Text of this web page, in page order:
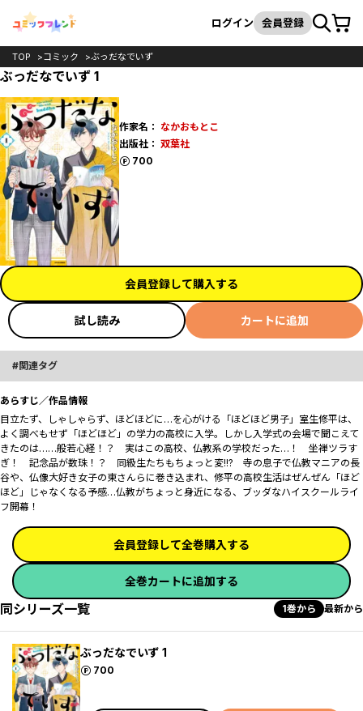
検索
ログイン 会員登録カート
TOP コミック ぶっだなでいず
ぶっだなでいず 1
作家名： なかおもとこ
出版社： 双葉社
700
ポイント
会員登録して購入する
試し読み カートに追加
関連タグ
あらすじ／作品情報
目立たず、しゃしゃらず、ほどほどに…を心がける「ほどほど男子」室生修平は、
よく調べもせず「ほどほど」の学力の高校に入学。しかし入学式の会場で聞こえて
きたのは……般若心経！？ 実はこの高校、仏教系の学校だった…！ 坐禅ツラす
ぎ！ 記念品が数珠！？ 同級生たちもちょっと変!!? 寺の息子で仏教マニアの長
谷や、仏像大好き女子の東さんらに巻き込まれ、修平の高校生活はぜんぜん「ほど
ほど」じゃなくなる予感…仏教がちょっと身近になる、ブッダなハイスクールライ
フ開幕！
会員登録して全巻購入する
全巻カートに追加する
同シリーズ一覧 1巻から 最新から
ぶっだなでいず 1
700
ポイント